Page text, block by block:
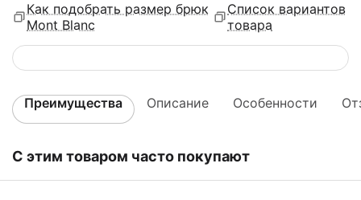
Как подобрать размер брюк
Mont Blanc
Список вариантов
товара
Преимущества Описание Особенности
С этим товаром часто покупают